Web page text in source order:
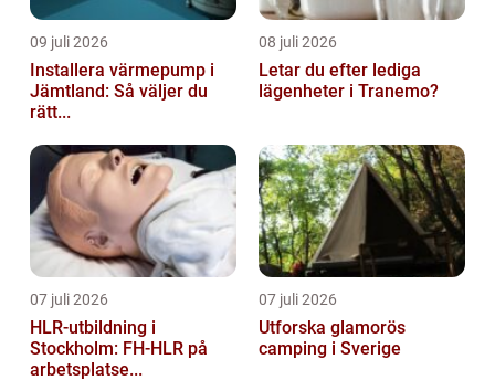
09 juli 2026
Installera värmepump i
Jämtland: Så väljer du
rätt...
08 juli 2026
Letar du efter lediga
lägenheter i Tranemo?
07 juli 2026
HLR-utbildning i
Stockholm: FH-HLR på
arbetsplatse...
07 juli 2026
Utforska glamorös
camping i Sverige